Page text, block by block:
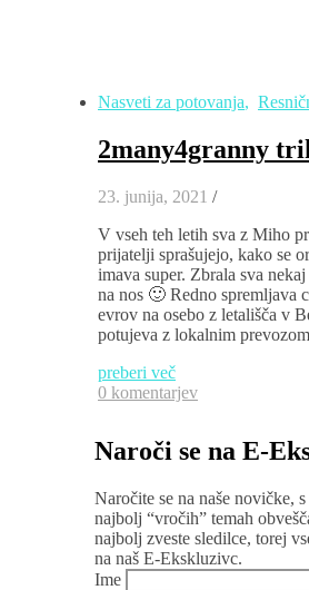
Nasveti za potovanja,
2many4granny
23. junija, 2021 /
V vseh teh letih sva z Miho
prijatelji sprašujejo, kako se
imava super. Zbrala sva
na nos 🙂 Redno spremljava
evrov na osebo z letališča v
potujeva z lokalnim
preberi več
0 komentarjev
Naroči se na E-
Naročite se na naše novičke,
najbolj “vročih” temah
najbolj zveste sledilce, torej
na naš E-Ekskluzivc.
Ime